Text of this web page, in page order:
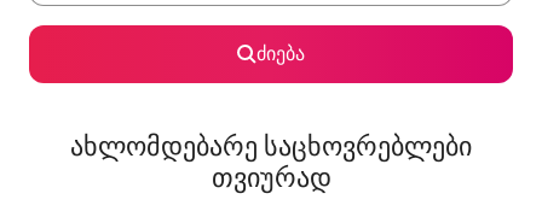
ძიება
ახლომდებარე საცხოვრებლები
თვიურად